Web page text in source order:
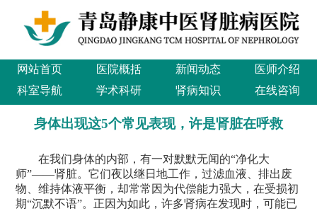
网站首页 医院概括 新闻动态
医师介绍
科室导航
学术科研 肾病知识 在线咨询
身体出现这5个常见表现，许是肾脏在呼救
在我们身体的内部，有一对默默无闻的“净化大
师”——肾脏。它们夜以继日地工作，过滤血液、排出废
物、维持体液平衡，却常常因为代偿能力强大，在受损初
期“沉默不语”。正因为如此，许多肾病在发现时，可能已